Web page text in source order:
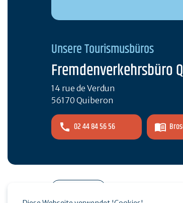
Unsere Tourismusbüros
Fremdenverkehrsbüro
14 rue de Verdun
56170 Quiberon
02 44 84 56 56